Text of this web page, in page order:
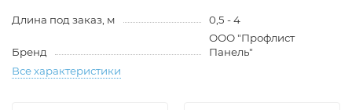
Длина под заказ, м 0,5 - 4
Бренд
ООО "Профлист
Панель"
Все характеристики